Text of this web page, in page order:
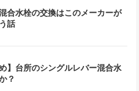
合水栓の交換はこのメーカーが
話
】台所のシングルレバー混合水
？